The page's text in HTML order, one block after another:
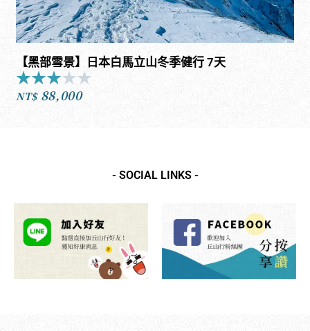
【黑部雪景】日本白馬立山冬季健行 7天
★★★★★
NT$ 88,000
- SOCIAL LINKS -